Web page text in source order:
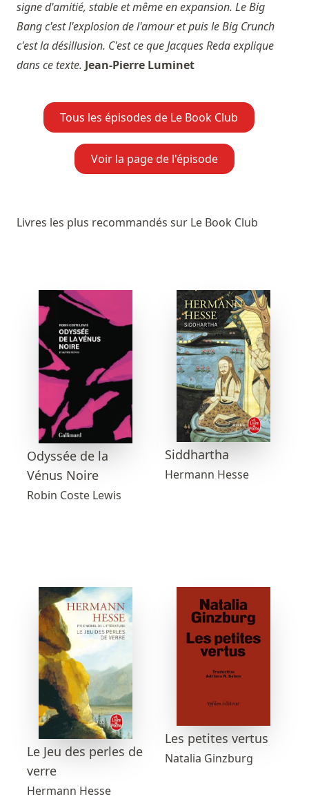
signe d'amitié, stable et même en expansion. Le Big
Bang c'est l'explosion de l'amour et puis le Big Crunch
c'est la désillusion. C'est ce que Jacques Reda explique
dans ce texte. Jean-Pierre Luminet
Tous les épisodes de Le Book Club
Voir la page de l'épisode
Livres les plus recommandés sur Le Book Club
Odyssée de la
Vénus Noire
Robin Coste Lewis
Siddhartha
Hermann Hesse
Le Jeu des perles de
verre
Hermann Hesse
Les petites vertus
Natalia Ginzburg